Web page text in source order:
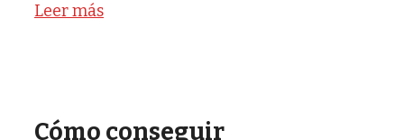
Leer más
Cómo conseguir